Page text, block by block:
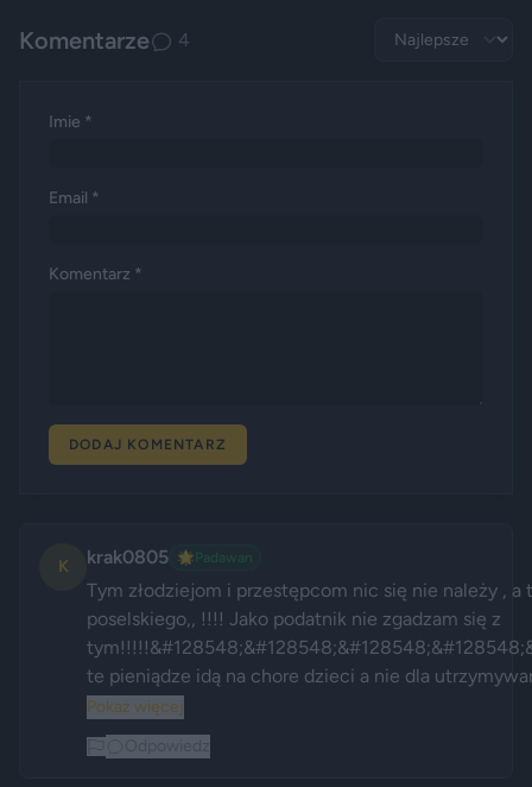
Komentarze 4
Imie *
Email *
Komentarz *
DODAJ KOMENTARZ
K krak0805 🌟 Padawan
Tym złodziejom i przestępcom nic się nie należy ,
poselskiego,, !!!! Jako podatnik nie zgadzam się z
te pieniądze idą na chore dzieci a nie dla
Pokaż więcej